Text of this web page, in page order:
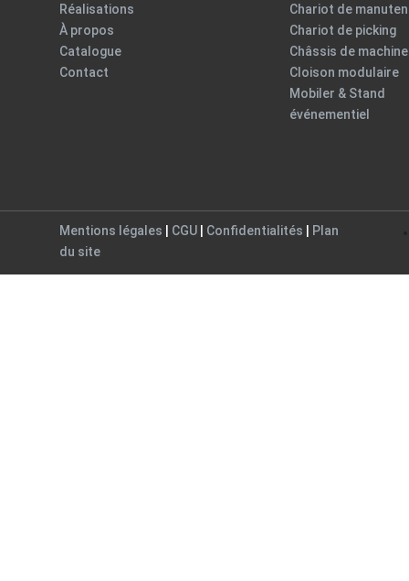
Réalisations
À propos
Catalogue
Contact
Chariot de
Chariot de picking
Châssis de machine
Cloison modulaire
Mobiler & Stand
événementiel
Mentions légales CGU Confidentialités
Plan
du site